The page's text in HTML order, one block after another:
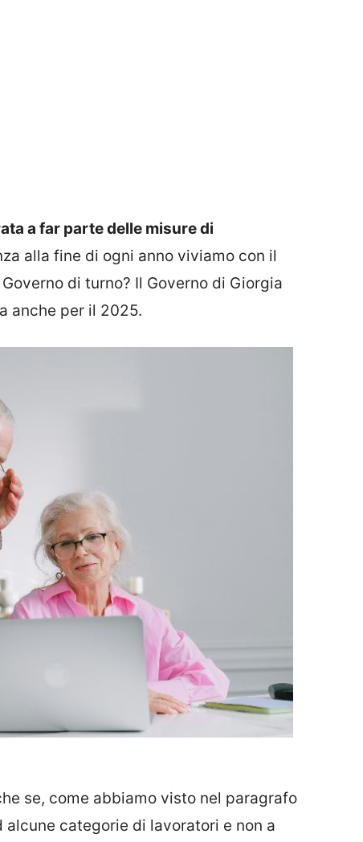
a far parte delle misure di
alla fine di ogni anno viviamo con il
di turno? Il Governo di Giorgia
anche per il 2025.
se, come abbiamo visto nel paragrafo
categorie di lavoratori e non a